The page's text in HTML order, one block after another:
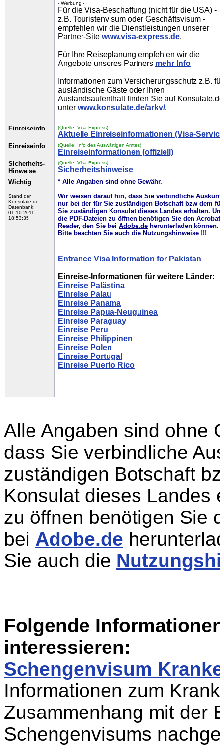
- Werbung -
Für die Visa-Beschaffung (nicht für die USA) -
z.B. Touristenvisum oder Geschäftsvisum -
empfehlen wir die Dienstleistungen unserer
Partner-Site www.visa-express.de.
Für Ihre Reiseplanung empfehlen wir die
Angebote unseres Partners mehr Info
Informationen zum Versicherungsschutz z.B.
ausländische Gäste oder Ihren
Auslandsaufenthalt finden Sie auf
unter www.konsulate.de/arkv/.
Einreiseinfo (Quelle: Visa-Express)
Aktuelle Einreiseinformationen (Visa-
Einreiseinfo (Quelle: Info des Auswärtigen Amtes)
Einreiseinformationen (offiziell)
Sicherheits-
Hinweise
(Quelle: Visa-Express)
Sicherheitshinweise
Wichtig
Stand der
Konsulate.de
Datenbank:
01.10.2011
18:53:35
* Alle Angaben sind ohne Gewähr.
Wir weisen darauf hin, dass Sie verbindliche
nur bei der für Sie zuständigen Botschaft bzw dem
Sie zuständigen Konsulat dieses Landes erhalten.
die PDF-Dateien zu öffnen benötigen Sie den Acrobat
Reader, den Sie bei Adobe.de herunterladen können.
Bitte beachten Sie auch die Nutzungshinweise !!!
Entrance Visa Information for Pakistan
Einreise-Informationen für weitere Länder:
Einreise Palästina
Einreise Palau
Einreise Panama
Einreise Papua-Neuguinea
Einreise Paraguay
Einreise Peru
Einreise Philippinen
Einreise Polen
Einreise Portugal
Einreise Puerto Rico
Alle Angaben sind ohne
dass Sie verbindliche
zuständigen Botschaft
Konsulat dieses Landes
zu öffnen benötigen Sie
bei Adobe.de
Sie auch die
Folgende
interessieren:
Schengenvisum
Informationen zum
Zusammenhang mit der
Schengenvisums